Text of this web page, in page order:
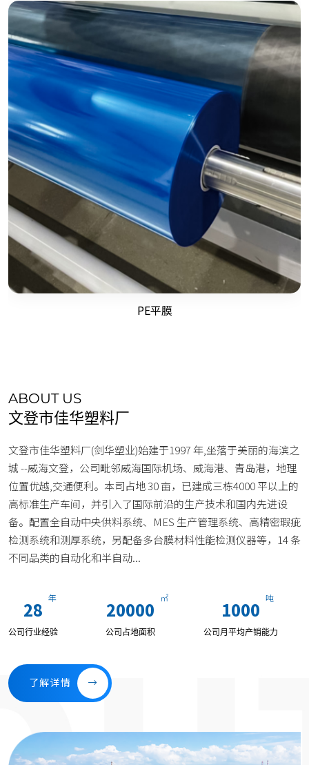
PE平膜
ABOUT US
文登市佳华塑料厂
文登市佳华塑料厂(剑华塑业)始建于1997 年,坐落于美丽的海滨之
城 --威海文登，公司毗邻威海国际机场、威海港、青岛港，地理
位置优越,交通便利。本司占地 30 亩，已建成三栋4000 平以上的
高标准生产车间，并引入了国际前沿的生产技术和国内先进设
备。配置全自动中央供料系统、MES 生产管理系统、高精密瑕疵
检测系统和测厚系统，另配备多台膜材料性能检测仪器等，14 条
不同品类的自动化和半自动...
28 年
公司行业经验
20000 ㎡
公司占地面积
1000 吨
公司月平均产销能力
了解详情